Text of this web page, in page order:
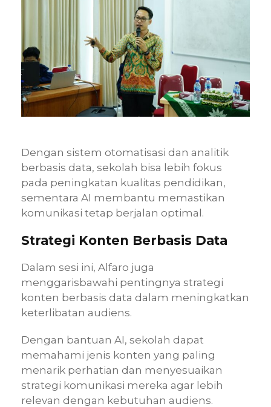
Dengan sistem otomatisasi dan analitik
berbasis data, sekolah bisa lebih fokus
pada peningkatan kualitas pendidikan,
sementara AI membantu memastikan
komunikasi tetap berjalan optimal.
Strategi Konten Berbasis Data
Dalam sesi ini, Alfaro juga
menggarisbawahi pentingnya strategi
konten berbasis data dalam meningkatkan
keterlibatan audiens.
Dengan bantuan AI, sekolah dapat
memahami jenis konten yang paling
menarik perhatian dan menyesuaikan
strategi komunikasi mereka agar lebih
relevan dengan kebutuhan audiens.